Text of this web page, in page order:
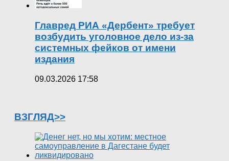
Главред РИА «Дербент» требует
возбудить уголовное дело из-за
системных фейков от имени
издания
09.03.2026 17:58
ВЗГЛЯД>>